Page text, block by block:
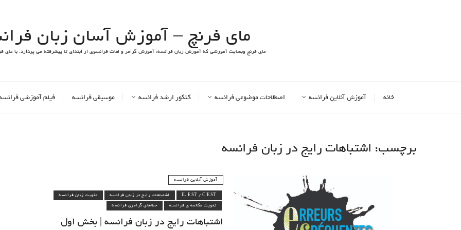
مای فرنچ – آموزش آسان زبان
مای فرنچ وبسایت آموزشی که آموزش زبان فرانسه، آموزش گرامر و لغات فرانسوی از ابتدای تا پیشرفته می پردازد. با مای
خانه آموزش آنلاین فرانسه اصطلاحات موضوعی فرانسه کنکور ارشد فرانسه موسیقی فرانسه فیلم آموزشی
برچسب: اشتباهات رایج در زبان فرانسه
آموزش آنلاین فرانسه
IL EST / C'EST اشتباهات رایج در زبان فرانسه
تقویت زبان فرانسه
تقویت مکالمه ی فرانسه
خطاهای گرامری فرانسه
اشتباهات رایج در زبان فرانسه | بخش اول